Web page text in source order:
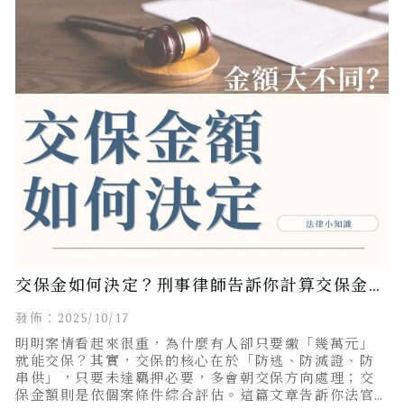
交保金如何決定？刑事律師告訴你計算交保金額
的秘密！
發佈：2025/10/17
明明案情看起來很重，為什麼有人卻只要繳「幾萬元」
就能交保？其實，交保的核心在於「防逃、防滅證、防
串供」，只要未達羈押必要，多會朝交保方向處理；交
保金額則是依個案條件綜合評估。這篇文章告訴你法官